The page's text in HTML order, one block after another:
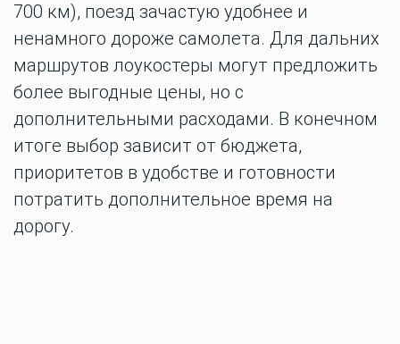
700 км), поезд зачастую удобнее и
ненамного дороже самолета. Для дальних
маршрутов лоукостеры могут предложить
более выгодные цены, но с
дополнительными расходами. В конечном
итоге выбор зависит от бюджета,
приоритетов в удобстве и готовности
потратить дополнительное время на
дорогу.